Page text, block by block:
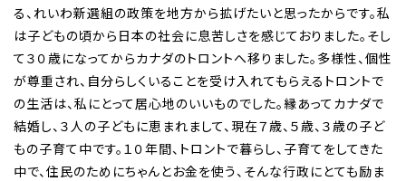
る、れいわ新選組の政策を地方から拡げたいと思ったからです。私
は子どもの頃から日本の社会に息苦しさを感じておりました。そし
て３０歳になってからカナダのトロントへ移りました。多様性、個性
が尊重され、自分らしくいることを受け入れてもらえるトロントで
の生活は、私にとって居心地のいいものでした。縁あってカナダで
結婚し、３人の子どもに恵まれまして、現在７歳、５歳、３歳の子ど
もの子育て中です。１０年間、トロントで暮らし、子育てをしてきた
中で、住民のためにちゃんとお金を使う、そんな行政にとても励ま